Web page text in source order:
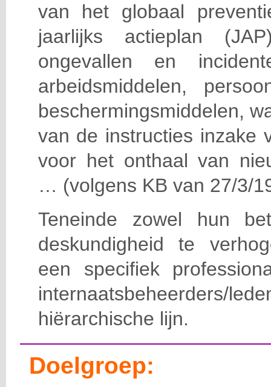
van het globaal
jaarlijks actieplan
ongevallen en
arbeidsmiddelen,
beschermingsmiddelen,
van de instructies inzake
voor het onthaal van
… (volgens KB van 27/3/
Teneinde zowel hun
deskundigheid te
een specifiek
hiërarchische lijn.
Doelgroep: